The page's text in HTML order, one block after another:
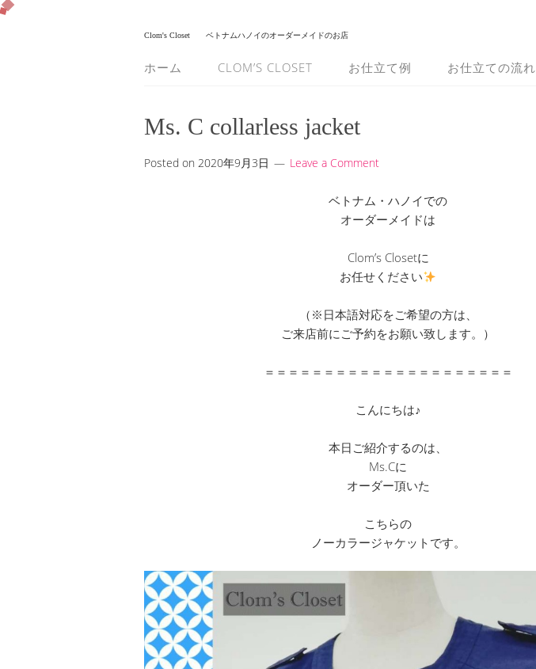
Clom's Closet ベトナムハノイのオーダーメイドのお店
ホーム CLOM’S CLOSET お仕立て例 お仕立ての流れ
Ms. C collarless jacket
Posted on 2020年9月3日 Leave a Comment
ベトナム・ハノイでの
オーダーメイドは
Clom’s Closetに
お任せください
（※日本語対応をご希望の方は、
ご来店前にご予約をお願い致します。）
＝＝＝＝＝＝＝＝＝＝＝＝＝＝＝＝＝＝＝＝＝
こんにちは♪
本日ご紹介するのは、
Ms.Cに
オーダー頂いた
こちらの
ノーカラージャケットです。